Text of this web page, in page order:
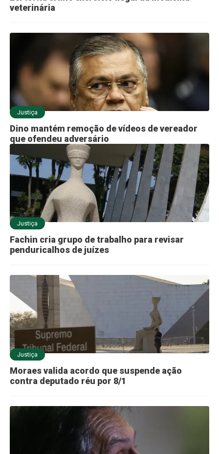
veterinária
Justiça
Dino mantém remoção de vídeos de vereador
que ofendeu adversário
Justiça
Fachin cria grupo de trabalho para revisar
penduricalhos de juízes
Justiça
Moraes valida acordo que suspende ação
contra deputado réu por 8/1